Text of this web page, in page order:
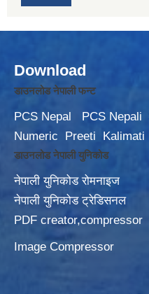
Download
डाउनलोड नेपाली फन्ट
PCS Nepal PCS Nepali
Numeric
Preeti Kalimati
डाउनलोड नेपाली युनिकोड
नेपाली युनिकोड रोमनाइज
नेपाली युनिकोड ट्रेडिसनल
PDF creator,compressor
Image Compressor